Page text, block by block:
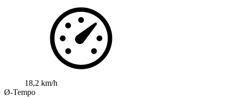
18,2 km/h
Ø-Tempo